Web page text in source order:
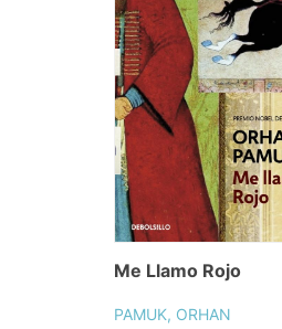
Me Llamo Rojo
PAMUK, ORHAN